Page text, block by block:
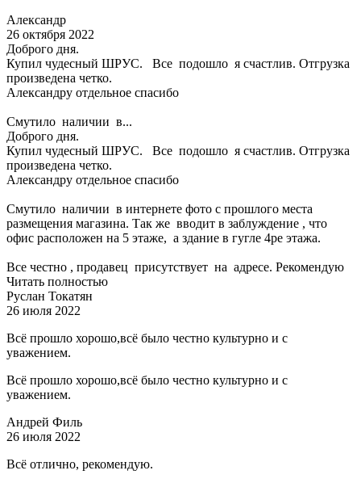
Александр
26 октября 2022
Доброго дня.
Купил чудесный ШРУС. Все подошло я счастлив. Отгрузка
произведена четко.
Александру отдельное спасибо
Смутило наличии в...
Доброго дня.
Купил чудесный ШРУС. Все подошло я счастлив. Отгрузка
произведена четко.
Александру отдельное спасибо
Смутило наличии в интернете фото с прошлого места
размещения магазина. Так же вводит в заблуждение , что
офис расположен на 5 этаже, а здание в гугле 4ре этажа.
Все честно , продавец присутствует на адресе. Рекомендую
Читать полностью
Руслан Токатян
26 июля 2022
Всё прошло хорошо,всё было честно культурно и с
уважением.
Всё прошло хорошо,всё было честно культурно и с
уважением.
Андрей Филь
26 июля 2022
Всё отлично, рекомендую.